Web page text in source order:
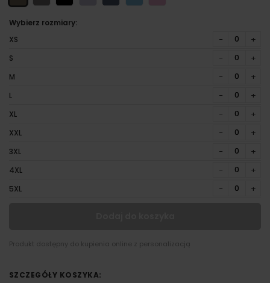
Wybierz rozmiary:
XS
− +
S − +
M − +
L − +
XL − +
XXL − +
3XL − +
4XL − +
5XL − +
Produkt dostępny do kupienia online z personalizacją
SZCZEGÓŁY KOSZYKA: